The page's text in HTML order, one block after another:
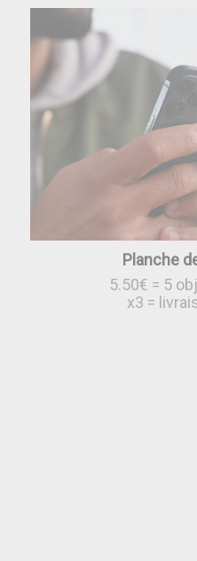
Planche
5.50€ = 5
x3 =